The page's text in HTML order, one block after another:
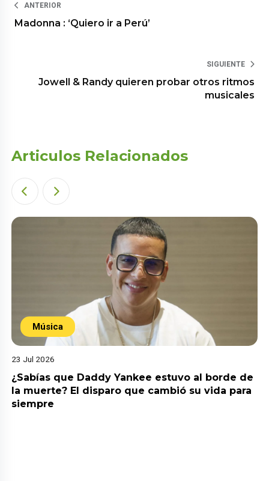
ANTERIOR
Madonna : ‘Quiero ir a Perú’
SIGUIENTE
Jowell & Randy quieren probar otros ritmos
musicales
Articulos Relacionados
Música
23 Jul 2026
¿Sabías que Daddy Yankee estuvo al borde de
la muerte? El disparo que cambió su vida para
siempre